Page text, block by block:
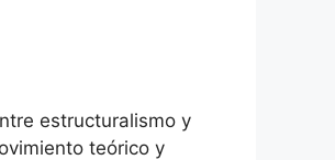
estructuralismo y
teórico y